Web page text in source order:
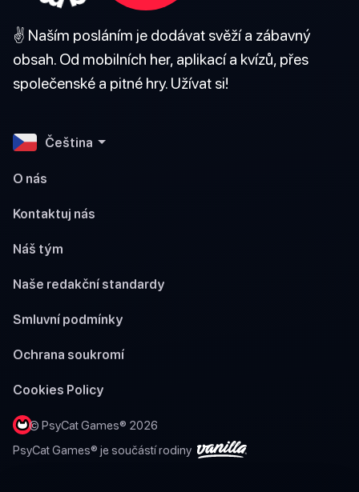
✌️ Naším posláním je dodávat svěží a zábavný
obsah. Od mobilních her, aplikací a kvízů, přes
společenské a pitné hry. Užívat si!
Čeština
O nás
Kontaktuj nás
Náš tým
Naše redakční standardy
Smluvní podmínky
Ochrana soukromí
Cookies Policy
© PsyCat Games® 2026
PsyCat Games® je součástí rodiny